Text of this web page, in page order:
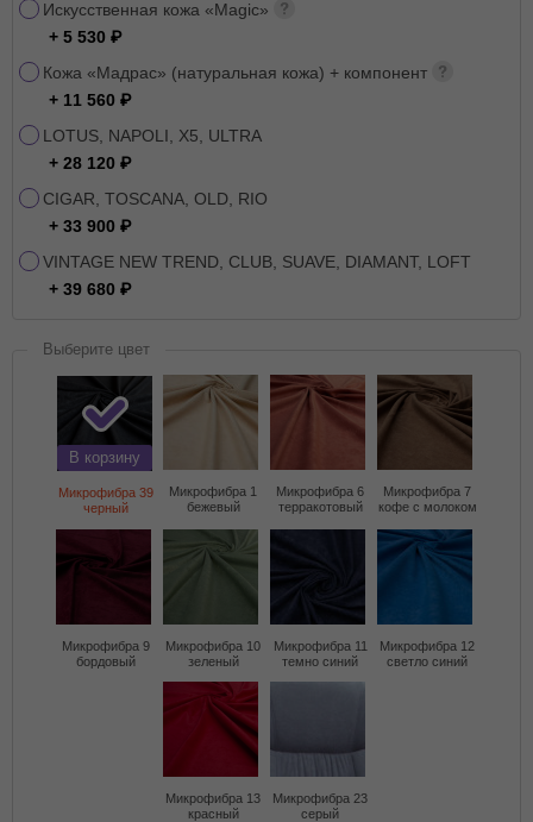
Искусственная кожа «Magic»
+ 5 530
Кожа «Мадрас» (натуральная кожа) + компонент
+ 11 560
LOTUS, NAPOLI, X5, ULTRA
+ 28 120
CIGAR, TOSCANA, OLD, RIO
+ 33 900
VINTAGE NEW TREND, CLUB, SUAVE, DIAMANT, LOFT
+ 39 680
Выберите цвет
В корзину
Микрофибра 39
черный
Микрофибра 1
бежевый
Микрофибра 6
терракотовый
Микрофибра 7
кофе с молоком
Микрофибра 9
бордовый
Микрофибра 10
зеленый
Микрофибра 11
темно синий
Микрофибра 12
светло синий
Микрофибра 13
красный
Микрофибра 23
серый